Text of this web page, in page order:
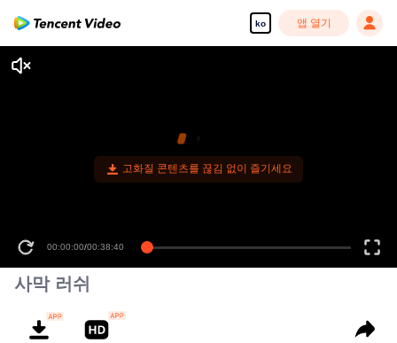
ko 앱 열기
고화질 콘텐츠를 끊김 없이 즐기세요
00:00:00/00:38:40
사막 러쉬